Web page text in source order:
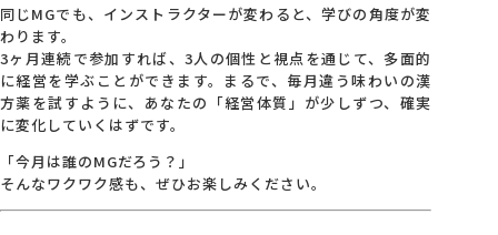
同じMGでも、インストラクターが変わると、学びの角度が変
わります。
3ヶ月連続で参加すれば、3人の個性と視点を通じて、多面的
に経営を学ぶことができます。まるで、毎月違う味わいの漢
方薬を試すように、あなたの「経営体質」が少しずつ、確実
に変化していくはずです。
「今月は誰のMGだろう？」
そんなワクワク感も、ぜひお楽しみください。